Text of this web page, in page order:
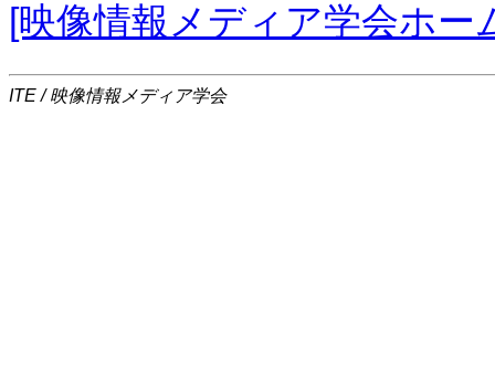
[映像情報メディア学会ホー
ITE / 映像情報メディア学会